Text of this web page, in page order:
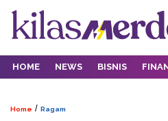
HOME NEWS BISNIS
Home / Ragam